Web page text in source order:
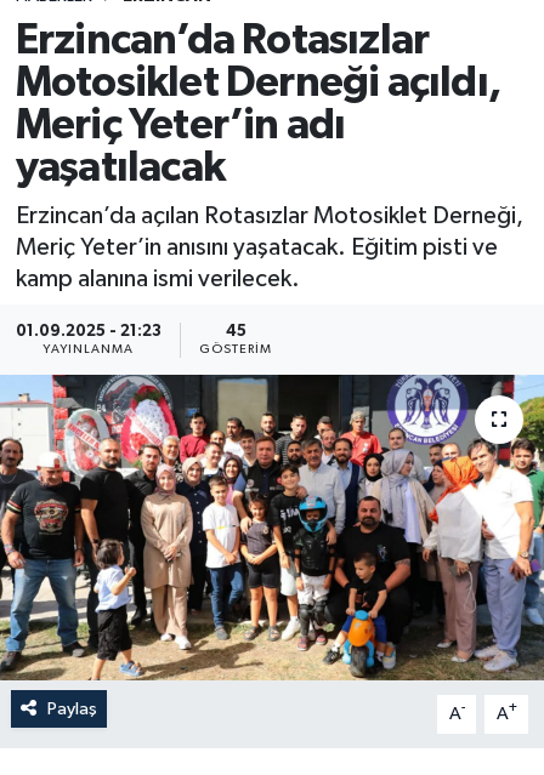
Erzincan’da Rotasızlar
Motosiklet Derneği açıldı,
Meriç Yeter’in adı
yaşatılacak
Erzincan’da açılan Rotasızlar Motosiklet Derneği,
Meriç Yeter’in anısını yaşatacak. Eğitim pisti ve
kamp alanına ismi verilecek.
01.09.2025 - 21:23
YAYINLANMA
45
GÖSTERIM
Paylaş A- A+